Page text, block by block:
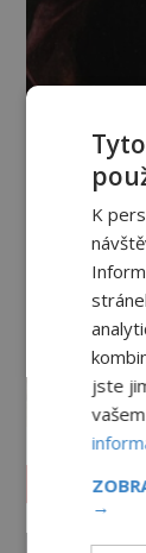
Vesmír a
K
jste
→